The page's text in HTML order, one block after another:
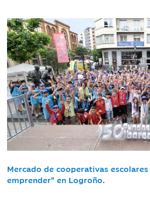
Mercado de cooperativas
emprender" en Logroño.